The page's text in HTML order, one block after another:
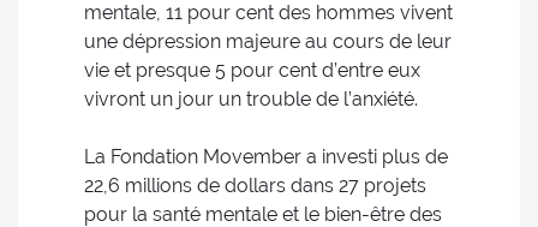
mentale, 11 pour cent des hommes vivent
une dépression majeure au cours de leur
vie et presque 5 pour cent d’entre eux
vivront un jour un trouble de l’anxiété.
La Fondation Movember a investi plus de
22,6 millions de dollars dans 27 projets
pour la santé mentale et le bien-être des